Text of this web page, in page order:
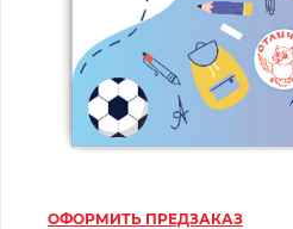
ОФОРМИТЬ ПРЕДЗАКАЗ